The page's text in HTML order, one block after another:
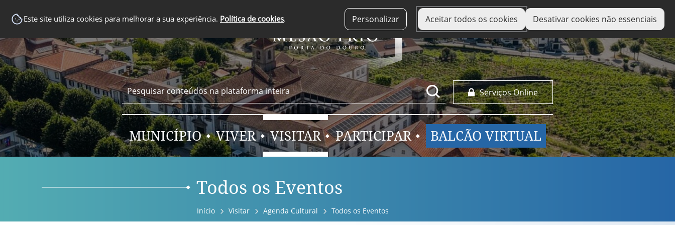
Este site utiliza cookies para melhorar a sua experiência. Política de cookies. Personalizar Aceitar todos os cookies Desativar cookies não essenciais
Serviços Online
MUNICÍPIO VIVER VISITAR PARTICIPAR BALCÃO VIRTUAL
Todos os Eventos
Início Visitar Agenda Cultural Todos os Eventos